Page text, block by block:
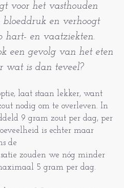
voor het vasthouden
en verhoogt
hart- en vaatziekten.
een gevolg van het eten
wat is dan teveel?
laat staan lekker, want
nodig om te overleven. In
9 gram zout per dag, per
is echter maar
de
zouden we nóg minder
5 gram per dag.